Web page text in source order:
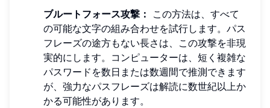
ブルートフォース攻撃：
この方法は、すべて
の可能な文字の組み合わせを試行します。パス
フレーズの途方もない長さは、この攻撃を非現
実的にします。コンピューターは、短く複雑な
パスワードを数日または数週間で推測できます
が、強力なパスフレーズは解読に数世紀以上か
かる可能性があります。